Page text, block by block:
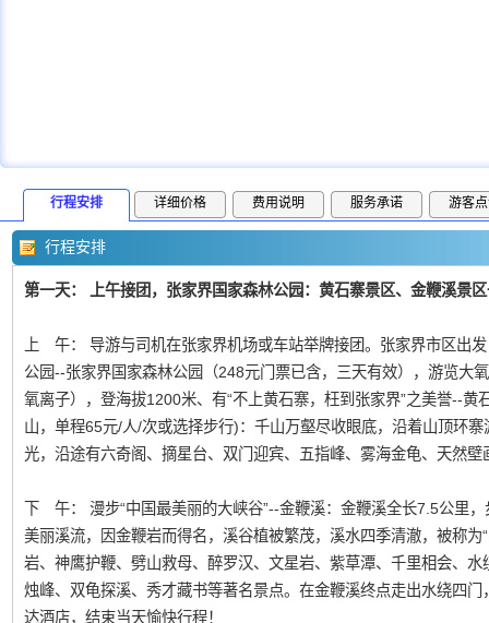
行程安排 详细价格 费用说明 服务承诺 游客
行程安排
第一天： 上午接团，张家界国家森林公园：黄石寨景区、金鞭溪景
上 午： 导游与司机在张家界机场或车站举牌接团。张家界市区出
公园--张家界国家森林公园（248元门票已含，三天有效），游览大
氧离子），登海拔1200米、有“不上黄石寨，枉到张家界”之美誉--黄
山，单程65元/人/次或选择步行)：千山万壑尽收眼底，沿着山顶环
光，沿途有六奇阁、摘星台、双门迎宾、五指峰、雾海金龟、天然
下 午： 漫步“中国最美丽的大峡谷”--金鞭溪：金鞭溪全长7.5公里
美丽溪流，因金鞭岩而得名，溪谷植被繁茂，溪水四季清澈，被称为
岩、神鹰护鞭、劈山救母、醉罗汉、文星岩、紫草潭、千里相会、
烛峰、双龟探溪、秀才藏书等著名景点。在金鞭溪终点走出水绕四
达酒店，结束当天愉快行程！